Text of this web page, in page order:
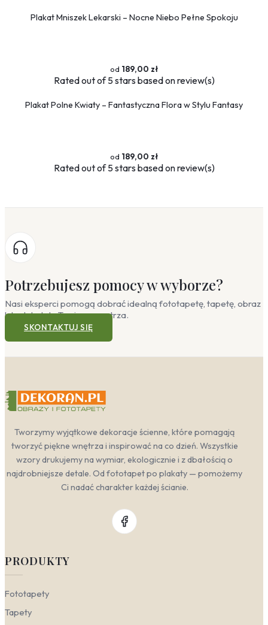
Plakat Mniszek Lekarski – Nocne Niebo Pełne Spokoju
189,00 zł
Ratedout of 5 stars based onreview(s)
Plakat Polne Kwiaty – Fantastyczna Flora w Stylu Fantasy
189,00 zł
Ratedout of 5 stars based onreview(s)
Potrzebujesz pomocy w wyborze?
Nasi eksperci pomogą dobrać idealną fototapetę, tapetę, obraz
lub plakat do Twojego wnętrza.
SKONTAKTUJ SIĘ
Tworzymy wyjątkowe dekoracje ścienne, które pomagają
tworzyć piękne wnętrza i inspirować na co dzień. Wszystkie
wzory drukujemy na wymiar, ekologicznie i z dbałością o
najdrobniejsze detale. Od fototapet po plakaty — pomożemy
Ci nadać charakter każdej ścianie.
PRODUKTY
Fototapety
Tapety